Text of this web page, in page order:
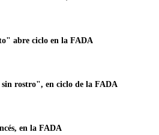
abre ciclo en la FADA
rostro", en ciclo de la FADA
en la FADA